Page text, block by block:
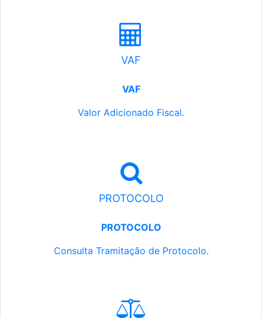
VAF
VAF
Valor Adicionado Fiscal.
PROTOCOLO
PROTOCOLO
Consulta Tramitação de Protocolo.